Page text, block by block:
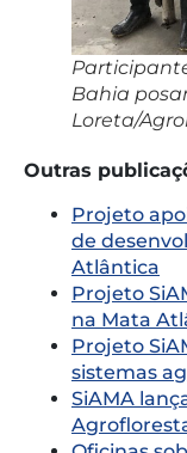
Bahia
Loreta/
Outras
Projeto
de
Atlântica
Projeto
na Mata
Projeto
sistemas
SiAMA